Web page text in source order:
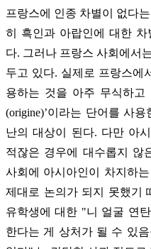
프랑스에 인종 차별이 없다
히 흑인과 아랍인에 대한
다. 그러나 프랑스 사회에서
두고 있다. 실제로 프랑스에
용하는 것을 아주 무식하고
(origine)’이라는 단어를 사
난의 대상이 된다. 다만 아
적잖은 경우에 대수롭지 않
사회에 아시아인이 차지하
제대로 논의가 되지 못했기
유학생에 대한 "니 얼굴 연
한다는 게 상처가 될 수 있